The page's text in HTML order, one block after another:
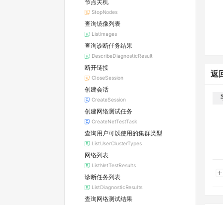
节点关机
StopNodes
查询镜像列表
ListImages
查询诊断任务结果
DescribeDiagnosticResult
断开链接
CloseSession
创建会话
CreateSession
创建网络测试任务
CreateNetTestTask
查询用户可以使用的集群类型
ListUserClusterTypes
网络列表
ListNetTestResults
诊断任务列表
ListDiagnosticResults
查询网络测试结果
返